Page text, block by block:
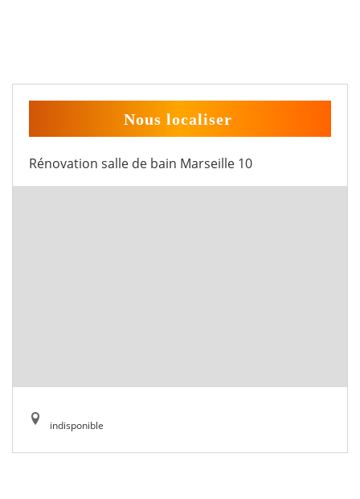
Nous localiser
Rénovation salle de bain Marseille 10
indisponible